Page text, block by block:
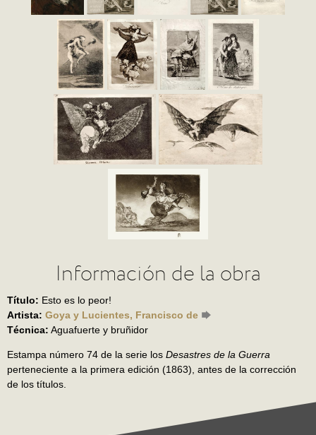
Información de la obra
Título: Esto es lo peor!
Artista: Goya y Lucientes, Francisco de
Técnica: Aguafuerte y bruñidor
Estampa número 74 de la serie los Desastres de la Guerra
perteneciente a la primera edición (1863), antes de la corrección
de los títulos.